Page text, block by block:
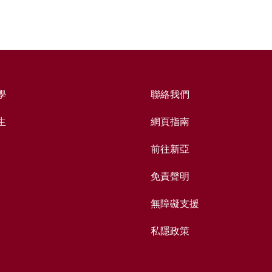
聯絡我們
網頁指南
前往新亞
免責聲明
無障礙支援
私隱政策